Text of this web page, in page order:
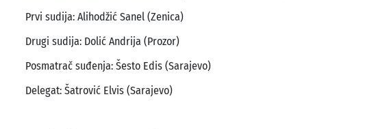
Prvi sudija: Alihodžić Sanel (Zenica)
Drugi sudija: Dolić Andrija (Prozor)
Posmatrač suđenja: Šesto Edis (Sarajevo)
Delegat: Šatrović Elvis (Sarajevo)